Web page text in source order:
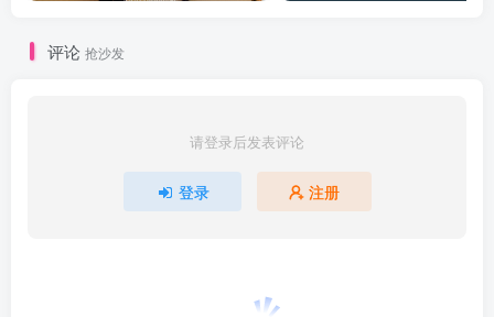
评论 抢沙发
请登录后发表评论
登录 注册